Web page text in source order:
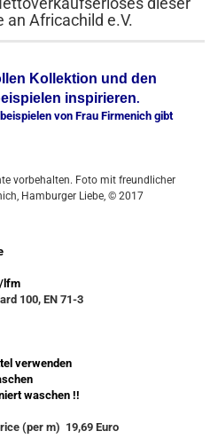
Africachild e.V.
Kollektion und den
inspirieren.
von Frau Firmenich gibt
vorbehalten. Foto mit freundlicher
Hamburger Liebe, © 2017
lfm
100, EN 71-3
verwenden
waschen !!
(per m) 19,69 Euro